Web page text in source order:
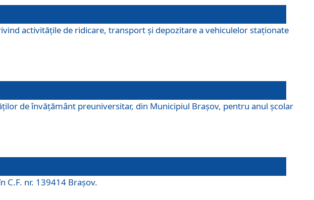
activitățile de ridicare, transport şi depozitare a vehiculelor staționate
de învăţământ preuniversitar, din Municipiul Braşov, pentru anul școlar
C.F. nr. 139414 Brașov.